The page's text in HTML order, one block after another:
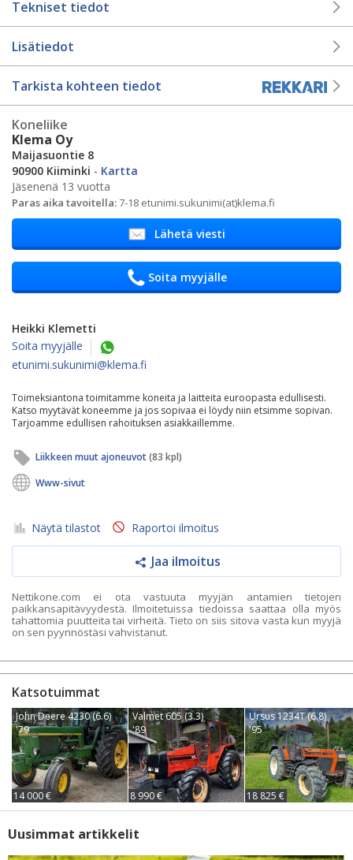
Tekniset tiedot
Lisätiedot
Tarkista kohteen tiedot
Koneliike
Klema Oy
Maijasuontie 8
90900 Kiiminki - Kartta
Jäsenenä 13 vuotta
Paras aika tavoitella:7-18 etunimi.sukunimi(at)klema.fi
Lähetä viesti
Soita myyjälle
Heikki Klemetti
Soita myyjälle
etunimi.sukunimi@klema.fi
Toimeksiantona toimitamme koneita ja laitteita euroopasta edullisesti.
Katso myytävät koneemme ja jos sopivaa ei löydy niin etsimme sopivan.
Tarjoamme edullisen rahoituksen asiakkaillemme.
Liikkeen muut ajoneuvot(83 kpl)
Www-sivut
Näytä tilastot Raportoi ilmoitus
Jaa ilmoitus
Nettikone.com ei ota vastuuta myyjän antamien tietojen
paikkansapitävyydestä. Ilmoitetuissa tiedoissa saattaa olla myös
tahattomia puutteita tai virheitä. Tieto on siis sitova vasta kun myyjä
on sen pyynnöstäsi vahvistanut.
Katsotuimmat
John Deere 4230 (6.6)
'79
14 000 €
Valmet 605 (3.3)
'89
8 990 €
Ursus 1234T (6.8)
'95
18 825 €
Uusimmat artikkelit